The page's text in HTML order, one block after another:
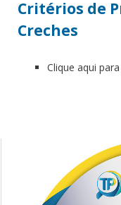
Critérios de
Creches
Clique aqui